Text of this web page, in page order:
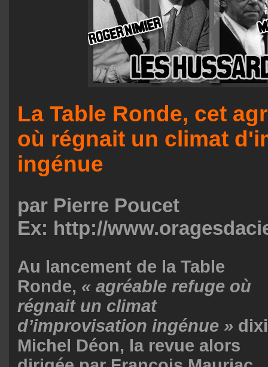
La Table Ronde, cet
où régnait un climat
ingénue
par Pierre Poucet
Ex: http://
Au lancement de la Table
Ronde, « agréable refuge où
régnait un climat
d’improvisation ingénue »
Michel Déon, la revue alors